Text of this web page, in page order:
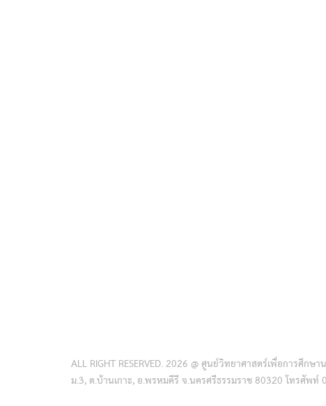
ALL RIGHT RESERVED. 2026 @ ศูนย์วิทยาศาสตร์เพื่อการศึกษ
ม.3, ต.บ้านเกาะ, อ.พรหมคีรี จ.นครศรีธรรมราช 80320 โทรศัพ